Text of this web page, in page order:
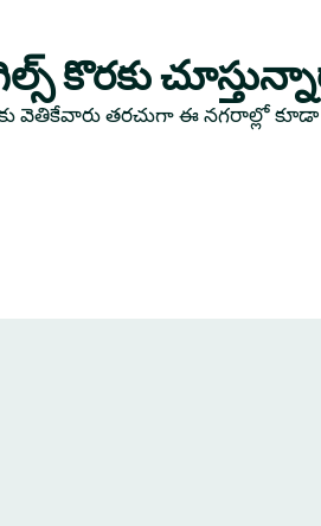
కొరకు
వెతికేవారు తరచుగా ఈ నగరాల్లో కూడా